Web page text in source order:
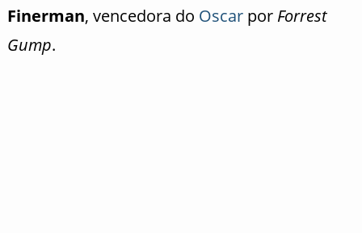
Finerman, vencedora do Oscarpor Forrest
Gump.